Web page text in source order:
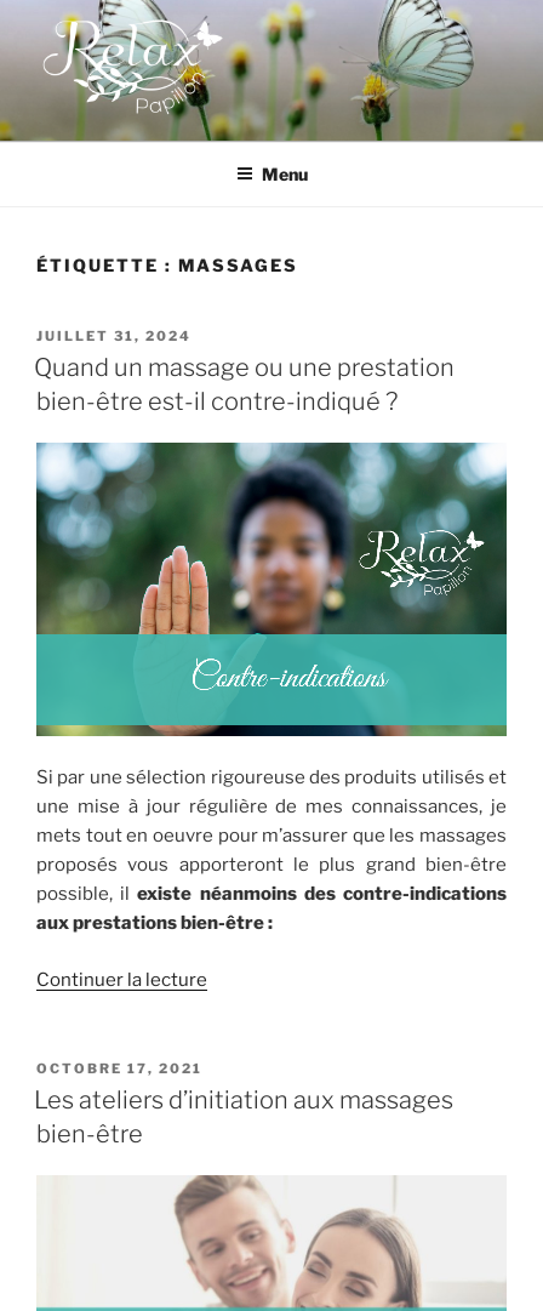
contenu
RELAX PAPILLON
Menu
ÉTIQUETTE : MASSAGES
PUBLIÉ
LE
JUILLET 31, 2024
Quand un massage ou une prestation
bien-être est-il contre-indiqué ?
Si par une sélection rigoureuse des produits utilisés et
une mise à jour régulière de mes connaissances, je
mets tout en oeuvre pour m’assurer que les massages
proposés vous apporteront le plus grand bien-être
possible, ilexiste néanmoins des contre-indications
aux prestations bien-être :
Continuer la lecture
ou
bien-
être
est-
il
contre-
PUBLIÉ
LE
OCTOBRE 17, 2021
Les ateliers d’initiation aux massages
bien-être